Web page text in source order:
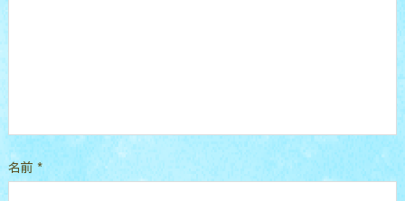
名前 *